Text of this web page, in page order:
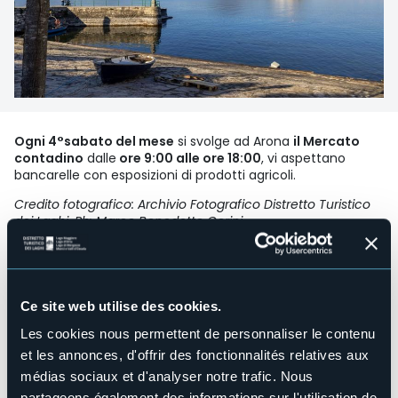
Ce site web utilise des cookies.
Les cookies nous permettent de personnaliser le contenu
et les annonces, d'offrir des fonctionnalités relatives aux
médias sociaux et d'analyser notre trafic. Nous
Ogni 4°sabato del mese si svolge ad Arona il Mercato
contadino dalle ore 9:00 alle ore 18:00, vi aspettano
bancarelle con esposizioni di prodotti agricoli.
Credito fotografico: Archivio Fotografico Distretto Turistico
dei Laghi, Ph: Marco Benedetto Cerini
Organisateur de l'événement
Lungolago Nassiriya
Téléphone
+39 0322 243601 / + 39 333 7730636
E-mail
turismo.arona@comune.arona.no.it